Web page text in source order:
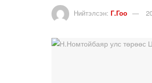
Нийтэлсэн: Г.Гоо